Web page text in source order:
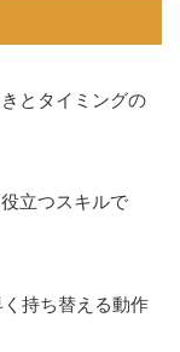
とタイミングの
立つスキルで
持ち替える動作